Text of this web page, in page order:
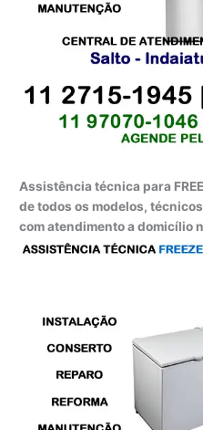
Assistência técnica para
de todos os modelos,
com atendimento a domicílio